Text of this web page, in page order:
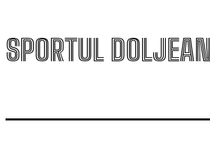
SPORTUL DOLJEAN